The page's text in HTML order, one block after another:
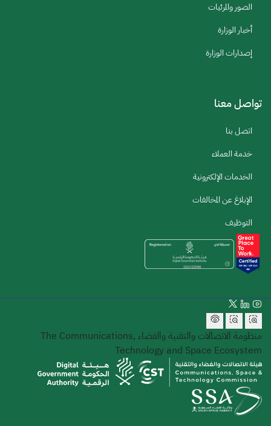
الصور والمرئيات
أخبار الوزارة
إصدارات الوزارة
تواصل معنا
اتصل بنا
خدمة العملاء
الخدمات الإلكترونية
الإبلاغ عن المخالفات
التوظيف
منظومة الاتصالات والتقنية والفضاء The Communications,
Technology and Space Ecosystem